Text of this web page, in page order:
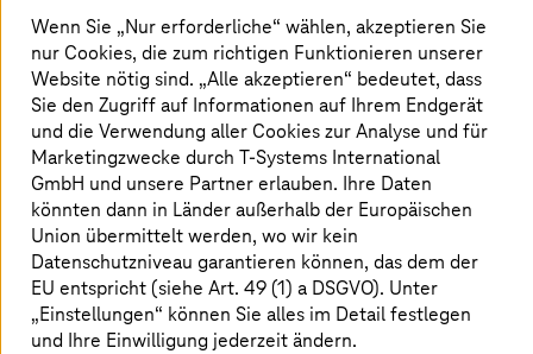
Die Integration
verschiedener
Bereiche wie
Risikomanagement
und Datenschutz
erlaubt es,
Synergien zu
nutzen.
Mehr erfahren Mehr erfahren
Unsere neuesten Auszeichnungen
Wenn Sie „Nur erforderliche“ wählen, akzeptieren Sie
nur Cookies, die zum richtigen Funktionieren unserer
Website nötig sind. „Alle akzeptieren“ bedeutet, dass
Sie den Zugriff auf Informationen auf Ihrem Endgerät
und die Verwendung aller Cookies zur Analyse und für
Marketingzwecke durchT-Systems International
GmbH und unsere Partner erlauben. Ihre Daten
könnten dann in Länder außerhalb der Europäischen
Union übermittelt werden, wo wir kein
Datenschutzniveau garantieren können, das dem der
EU entspricht (siehe Art. 49 (1) a DSGVO). Unter
„Einstellungen“ können Sie alles im Detail festlegen
und Ihre Einwilligung jederzeit ändern.